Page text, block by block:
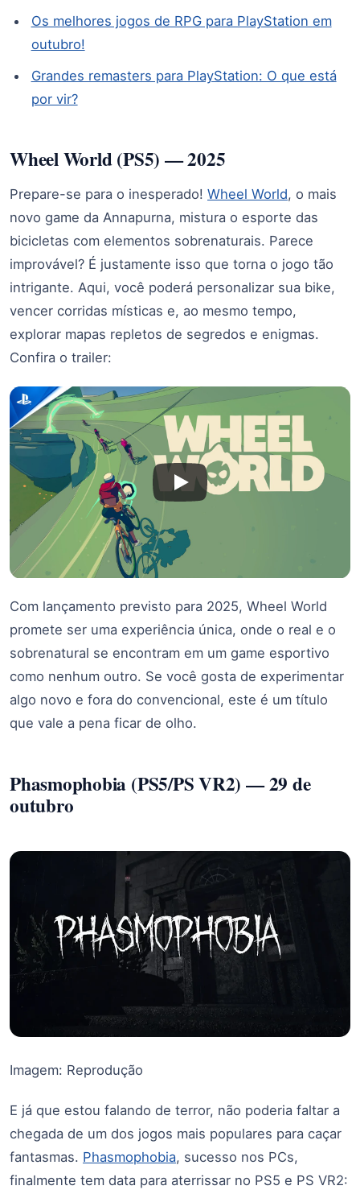
Os melhores jogos de RPG para PlayStation em
outubro!
Grandes remasters para PlayStation: O que está
por vir?
Wheel World (PS5) — 2025
Prepare-se para o inesperado! Wheel World, o mais
novo game da Annapurna, mistura o esporte das
bicicletas com elementos sobrenaturais. Parece
improvável? É justamente isso que torna o jogo tão
intrigante. Aqui, você poderá personalizar sua bike,
vencer corridas místicas e, ao mesmo tempo,
explorar mapas repletos de segredos e enigmas.
Confira o trailer:
Com lançamento previsto para 2025, Wheel World
promete ser uma experiência única, onde o real e o
sobrenatural se encontram em um game esportivo
como nenhum outro. Se você gosta de experimentar
algo novo e fora do convencional, este é um título
que vale a pena ficar de olho.
Phasmophobia (PS5/PS VR2) — 29 de
outubro
Imagem: Reprodução
E já que estou falando de terror, não poderia faltar a
chegada de um dos jogos mais populares para caçar
fantasmas. Phasmophobia, sucesso nos PCs,
finalmente tem data para aterrissar no PS5 e PS VR2: